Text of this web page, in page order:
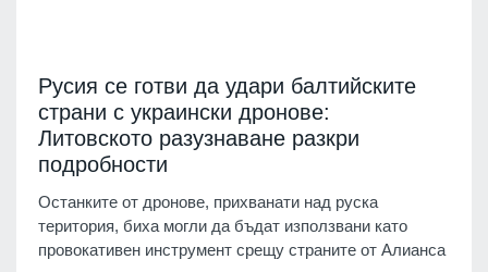
Русия се готви да удари балтийските
страни с украински дронове:
Литовското разузнаване разкри
подробности
Останките от дронове, прихванати над руска
територия, биха могли да бъдат използвани като
провокативен инструмент срещу страните от Алианса